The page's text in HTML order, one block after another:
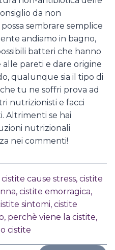
da non
sembrare semplice
andiamo in bagno,
batteri che hanno
alle pareti e dare origine
qualunque sia il tipo di
tu ne soffri prova ad
nutrizionisti e facci
Altrimenti se hai
nutrizionali
nei commenti!
cistite cause stress, cistite
, cistite emorragica,
sintomi, cistite
, perchè viene la cistite,
cistite